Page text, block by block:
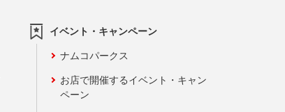
イベント・キャンペーン
ナムコパークス
お店で開催するイベント・キャン
ペーン